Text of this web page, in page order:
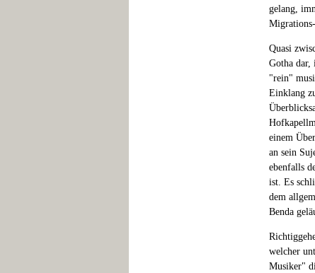
gelang,
Quasi
Gotha dar,
"rein"
Einklang
einem
an sein
ebenfalls
ist. Es
dem
Benda
welcher
Musiker"